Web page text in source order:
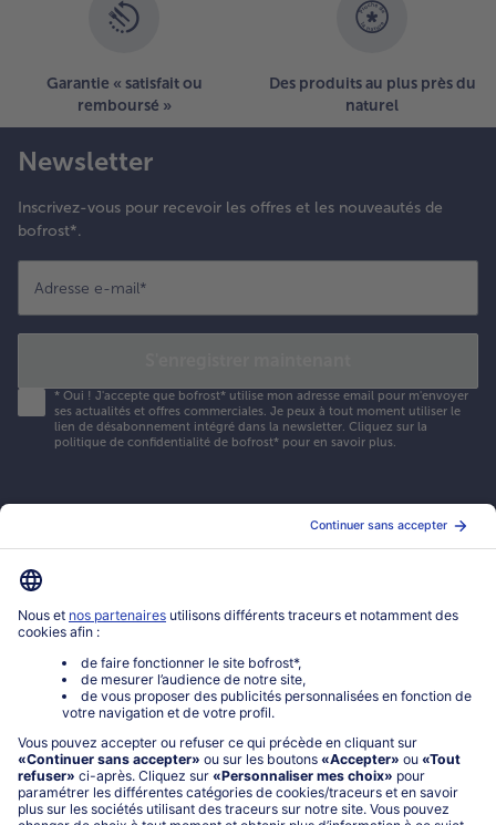
Garantie « satisfait ou
remboursé »
Des produits au plus près du
naturel
Newsletter
Inscrivez-vous pour recevoir les offres et les nouveautés de
bofrost*.
Adresse e-mail*
* Oui ! J'accepte que bofrost* utilise mon adresse email pour m'envoyer
ses actualités et offres commerciales. Je peux à tout moment utiliser le
lien de désabonnement intégré dans la newsletter. Cliquez sur la
politique de confidentialité de bofrost* pour en savoir plus.
Mon compte bofrost*
www.bofrost.fr
service@bofrost.fr
0801 902 406
Lu-Ve : 9h - 20h (appel non surtaxé)
Service
À propos de bofrost*